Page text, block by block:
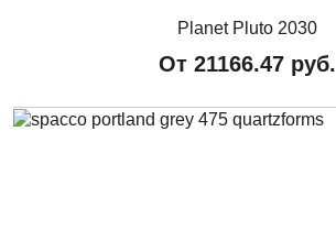
Planet Pluto 2030
От 21166.47руб.